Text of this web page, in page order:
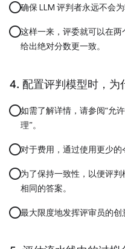
确保 LLM 评判者永远不会为
这样一来，评委就可以在
给出绝对分数更一致。
配置评判模型时，为
如需了解详情，请参阅“允
理”。
对于费用，通过使用更少的
为了保持一致性，以便评
相同的答案。
最大限度地发挥评审员的创